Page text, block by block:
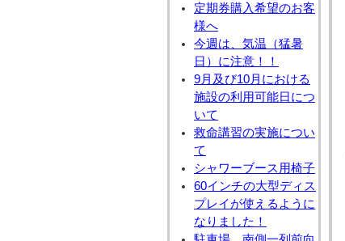
定期券購入希望のお客
様へ
今週は、気温（猛暑
日）に注意！！
9月及び10月における
施設の利用可能日につ
いて
救命講習の実施につい
て
シャワーブース用椅子
60インチの大型ディス
プレイが使えるように
なりました！